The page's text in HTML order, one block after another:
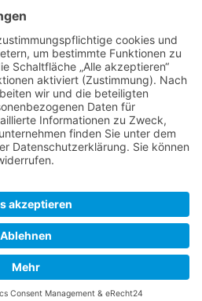
Ihre Zustimmung,
Maps-Service zu
laden!
einen Service eines
Karteninhalte einzubetten.
Daten zu Ihren Aktivitäten
Sie die Details durch und
des Service zu, um
anzuzeigen.
Informationen
Consent Management
&eRecht24
Schäffler. Alle Rechte